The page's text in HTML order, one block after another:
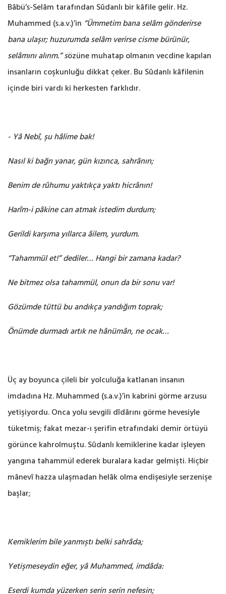
Bâbü’s-Selâm tarafından Sûdanlı bir kâfile gelir. Hz.
Muhammed (s.a.v.)’in “Ümmetim bana selâm gönderirse
bana ulaşır; huzurumda selâm verirse cisme bürünür,
selâmını alırım.” sözüne muhatap olmanın vecdine kapılan
insanların coşkunluğu dikkat çeker. Bu Sûdanlı kâfilenin
içinde biri vardı ki herkesten farklıdır.
- Yâ Nebî, şu hâlime bak!
Nasıl ki bağrı yanar, gün kızınca, sahrânın;
Benim de rûhumu yaktıkça yaktı hicrânın!
Harîm-i pâkine can atmak istedim durdum;
Gerildi karşıma yıllarca âilem, yurdum.
“Tahammül et!” dediler… Hangi bir zamana kadar?
Ne bitmez olsa tahammül, onun da bir sonu var!
Gözümde tüttü bu andıkça yandığım toprak;
Önümde durmadı artık ne hânümân, ne ocak…
Üç ay boyunca çileli bir yolculuğa katlanan insanın
imdadına Hz. Muhammed (s.a.v.)’in kabrini görme arzusu
yetişiyordu. Onca yolu sevgili dîdârını görme hevesiyle
tüketmiş; fakat mezar-ı şerifin etrafındaki demir örtüyü
görünce kahrolmuştu. Sûdanlı kemiklerine kadar işleyen
yangına tahammül ederek buralara kadar gelmişti. Hiçbir
mânevî hazza ulaşmadan helâk olma endişesiyle serzenişe
başlar;
Kemiklerim bile yanmıştı belki sahrâda;
Yetişmeseydin eğer, yâ Muhammed, imdâda:
Eserdi kumda yüzerken serin serin nefesin;